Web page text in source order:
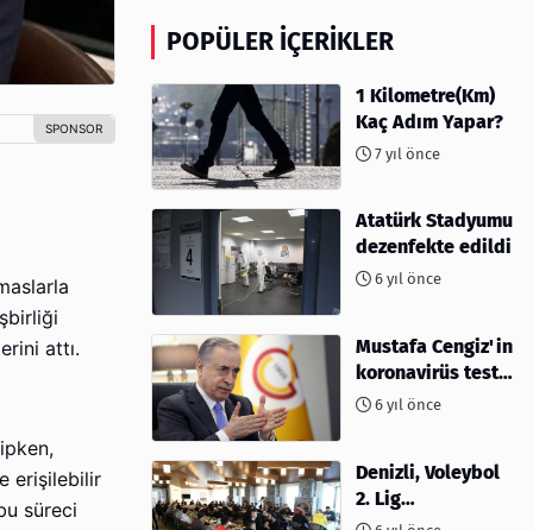
attı.
erişilebilir
süreci
POPÜLER İÇERIKLER
1 Kilometre(Km)
Kaç Adım Yapar?
7 yıl önce
Atatürk Stadyumu
dezenfekte edildi
6 yıl önce
Mustafa Cengiz'in
koronavirüs test
sonucu açıklandı
6 yıl önce
Denizli, Voleybol
2. Lig
müsabakalarına